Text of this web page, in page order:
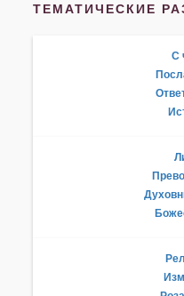
ТЕМАТИЧЕСКИЕ
С